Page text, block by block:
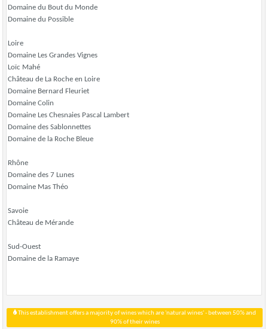
Domaine du Bout du Monde
Domaine du Possible
Loire
Domaine Les Grandes Vignes
Loïc Mahé
Château de La Roche en Loire
Domaine Bernard Fleuriet
Domaine Colin
Domaine Les Chesnaies Pascal Lambert
Domaine des Sablonnettes
Domaine de la Roche Bleue
Rhône
Domaine des 7 Lunes
Domaine Mas Théo
Savoie
Château de Mérande
Sud-Ouest
Domaine de la Ramaye
90% of their wines